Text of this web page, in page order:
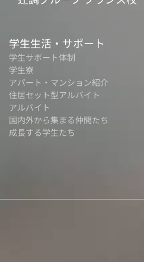
学生生活・サポート
学生サポート体制
学生寮
アパート・マンション紹介
住居セット型アルバイト
アルバイト
国内外から集まる仲間たち
成長する学生たち